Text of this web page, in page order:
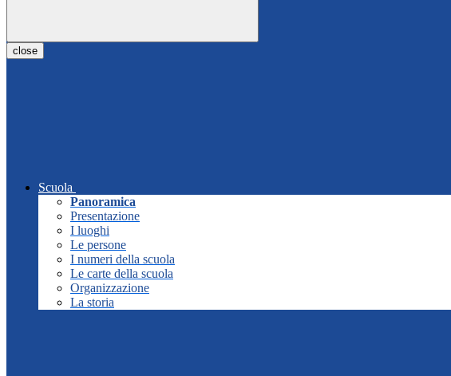
close
Scuola
Panoramica
Presentazione
I luoghi
Le persone
I numeri della scuola
Le carte della scuola
Organizzazione
La storia